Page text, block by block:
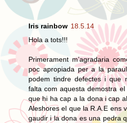
Iris rainbow 18.5.14
Hola a tots!!!
Primerament m’agradaria
poc apropiada per a la
podem tindre defectes i que
falta com aquesta demostra
que hi ha cap a la dona i cap
Aleshores el que la R.A.E ens
gaudir i la dona es una pedra